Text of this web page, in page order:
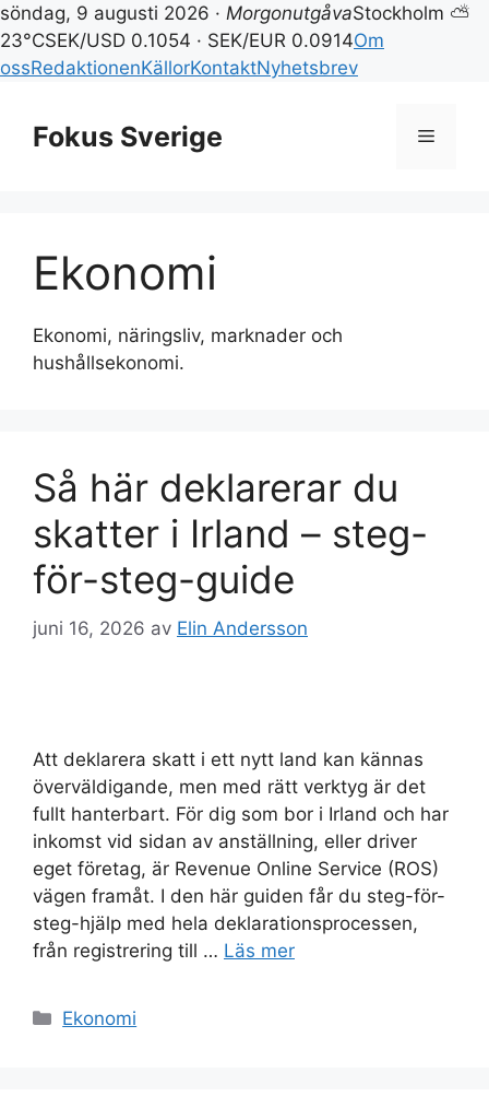
söndag, 9 augusti 2026 · MorgonutgåvaStockholm ⛅
23°CSEK/USD 0.1054 · SEK/EUR 0.0914Om
ossRedaktionenKällorKontaktNyhetsbrev
innehållFokus Sverige Meny
Ekonomi
Ekonomi, näringsliv, marknader och
hushållsekonomi.
Så här deklarerar du
skatter i Irland – steg-
för-steg-guide
juni 16, 2026 av Elin Andersson
Att deklarera skatt i ett nytt land kan kännas
överväldigande, men med rätt verktyg är det
fullt hanterbart. För dig som bor i Irland och har
inkomst vid sidan av anställning, eller driver
eget företag, är Revenue Online Service (ROS)
vägen framåt. I den här guiden får du steg-för-
steg-hjälp med hela deklarationsprocessen,
från registrering till … Läs mer
Kategorier
Ekonomi